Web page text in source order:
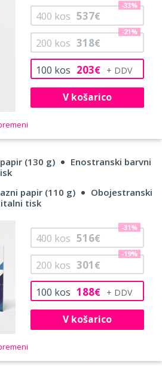
100 kos 203€
200 kos 318€
-21%
400 kos 537€
-33%
V košarico
(130 g)
Enostranski barvni
papir (110 g)
Obojestranski
tisk
100 kos 188€
200 kos 301€
-19%
400 kos 516€
-31%
V košarico